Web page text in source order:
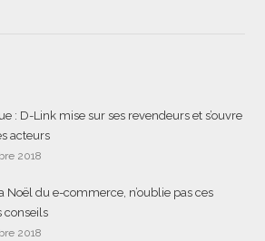
: D-Link mise sur ses revendeurs et s’ouvre
acteurs
2018
Noël du e-commerce, n’oublie pas ces
conseils
2018